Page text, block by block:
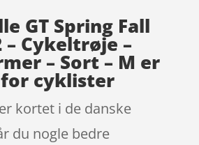
GT Spring Fall
– Cykeltrøje –
– Sort – M er
cyklister
kortet i de danske
du nogle bedre